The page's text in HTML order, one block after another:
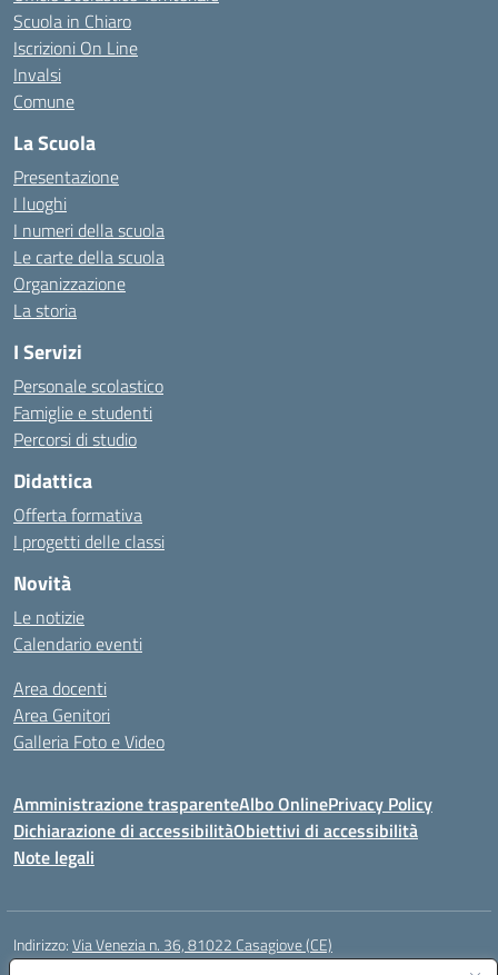
Scuola in Chiaro
Iscrizioni On Line
Invalsi
Comune
La Scuola
Presentazione
I luoghi
I numeri della scuola
Le carte della scuola
Organizzazione
La storia
I Servizi
Personale scolastico
Famiglie e studenti
Percorsi di studio
Didattica
Offerta formativa
I progetti delle classi
Novità
Le notizie
Calendario eventi
Area docenti
Area Genitori
Galleria Foto e Video
Amministrazione trasparenteAlbo OnlinePrivacy Policy
Dichiarazione di accessibilitàObiettivi di accessibilità
Note legali
Indirizzo:Via Venezia n. 36, 81022 Casagiove (CE)
Centralino: